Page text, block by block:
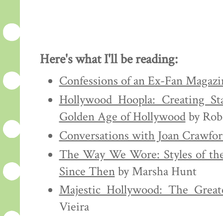
Here's what I'll be reading:
Confessions of an Ex-Fan
Hollywood Hoopla: Creating
Golden Age of Hollywoodby
Conversations with Joan
The Way We Wore: Styles of
Since Thenby Marsha Hunt
Majestic Hollywood: The
Vieira